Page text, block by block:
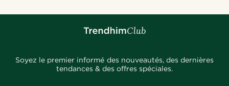
Soyez le premier informé des nouveautés, des dernières
tendances & des offres spéciales.